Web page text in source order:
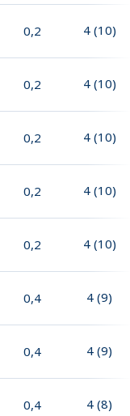
0,2 4 (10)
0,2 4 (10)
0,2 4 (10)
0,2 4 (10)
0,2 4 (10)
0,4 4 (9)
0,4 4 (9)
0,4 4 (8)